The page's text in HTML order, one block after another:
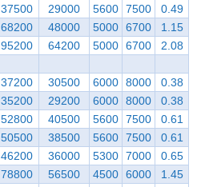
37500 29000 5600 7500
0.49
68200 48000 5000 6700
1.15
95200 64200 5000 6700 2.08
37200 30500 6000 8000
0.38
35200 29200 6000 8000
0.38
52800 40500 5600 7500
0.61
50500 38500 5600 7500
0.61
46200 36000 5300 7000
0.65
78800 56500 4500 6000 1.45